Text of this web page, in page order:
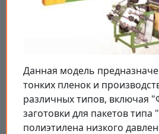
Данная модель
тонких пленок и
различных типов, включая
заготовки для пакетов типа
полиэтилена низкого